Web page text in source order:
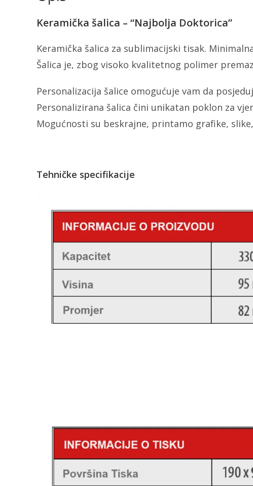
Keramička šalica – “Najbolja Doktorica”
Keramička šalica za sublimacijski tisak.
Šalica je, zbog visoko kvalitetnog polimer
Personalizacija šalice omogućuje vam da
Personalizirana šalica čini unikatan poklon za
Mogućnosti su beskrajne, printamo grafike,
Tehničke specifikacije